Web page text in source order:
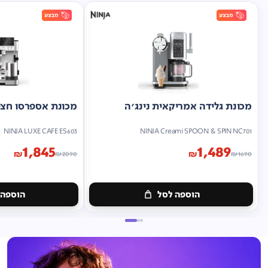
מכונת גלידה אמריקאית נינג'ה
NINJA Creami SPOON & SPIN NC701
₪1690
₪1,489
הוספה לסל
מכונת אספרסו
NINJA LUXE CAFE ES603
₪2090
₪1,845